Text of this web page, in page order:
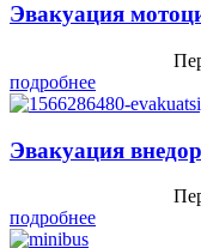
Эвакуация
подробнее
Эвакуация
подробнее